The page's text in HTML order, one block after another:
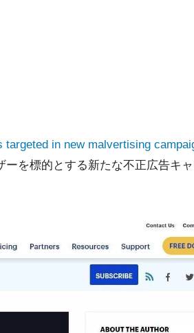
targeted in new malvertising
ーを標的とする新たな不正広告キ